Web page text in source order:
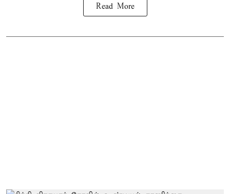
Read More